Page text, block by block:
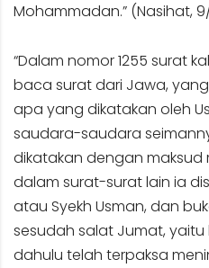
Mohammadan.” (Nasihat,
“Dalam nomor 1255 surat
baca surat dari Jawa,
apa yang dikatakan oleh
saudara-saudara
dikatakan dengan
dalam surat-surat lain ia
atau Syekh Usman, dan
sesudah salat Jumat, yaitu
dahulu telah terpaksa